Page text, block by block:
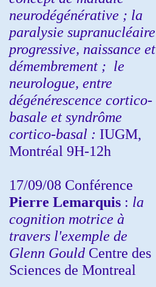
neurodégénérative ; la
paralysie supranucléaire
progressive, naissance et
démembrement ; le
neurologue, entre
dégénérescence cortico-
basale et syndrôme
cortico-basal : IUGM,
Montréal 9H-12h
17/09/08 Conférence
Pierre Lemarquis : la
cognition motrice à
travers l'exemple de
Glenn Gould Centre des
Sciences de Montreal